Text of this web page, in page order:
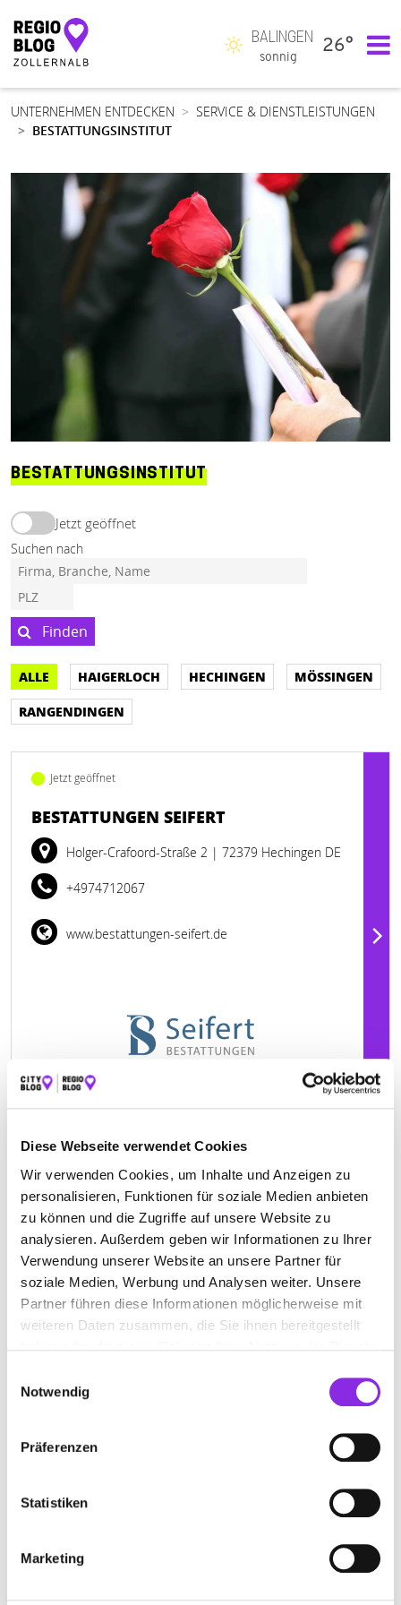
Diese Webseite verwendet Cookies
Wir verwenden Cookies, um Inhalte und Anzeigen zu
personalisieren, Funktionen für soziale Medien anbieten
zu können und die Zugriffe auf unsere Website zu
analysieren. Außerdem geben wir Informationen zu Ihrer
Verwendung unserer Website an unsere Partner für
soziale Medien, Werbung und Analysen weiter. Unsere
Partner führen diese Informationen möglicherweise mit
weiteren Daten zusammen, die Sie ihnen bereitgestellt
Notwendig
Präferenzen
Statistiken
Marketing
Hauptnavigation
BALINGEN
sonnig
26°
UNTERNEHMEN ENTDECKEN
SERVICE & DIENSTLEISTUNGEN
BESTATTUNGSINSTITUT
BESTATTUNGSINSTITUT
Jetzt geöffnet
Suchen nach
Finden
ALLE HAIGERLOCH HECHINGEN
MÖSSINGEN
RANGENDINGEN
Jetzt geöffnet
BESTATTUNGEN SEIFERT
Holger-Crafoord-Straße 2 | 72379 Hechingen DE
+4974712067
www.bestattungen-seifert.de
Jetzt geöffnet
BESTATTUNGEN WERNER
Sebastiansweilerstraße 7| 72116 Mössingen DE
+49747321494